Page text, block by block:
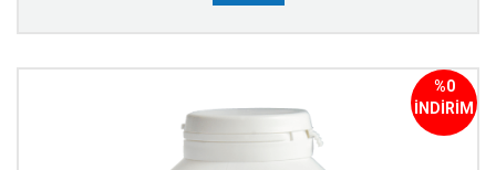
%0
İNDİRİM